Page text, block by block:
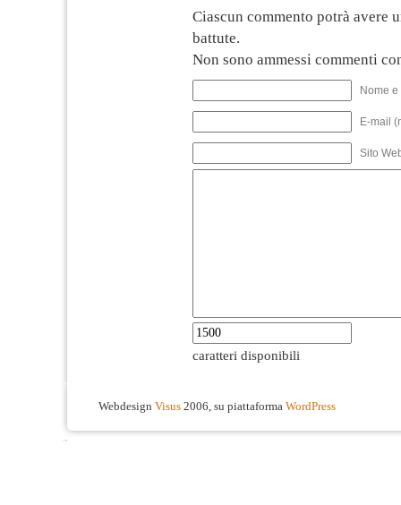
Ciascun commento potrà avere
battute.
Non sono ammessi commenti
Nome
E-mail
Sito
caratteri disponibili
Webdesign Visus 2006, su piattaforma WordPress